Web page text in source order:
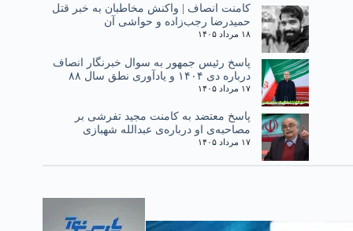
کامنت انصاف | واکنش مخاطبان به خبر قتل
حمیدرضا رجب‌زاده و حواشی آن
۱۸ مرداد ۱۴۰۵
پاسخ رئیس جمهور به سوال خبرنگار انصاف
درباره دی ۱۴۰۴ و یادآوری نطق سال ۸۸
۱۷ مرداد ۱۴۰۵
پاسخ معتضد به کامنت مجید تفرشی بر
مصاحبه‌ی او درباره‌ی عبدالله شهبازی
۱۷ مرداد ۱۴۰۵